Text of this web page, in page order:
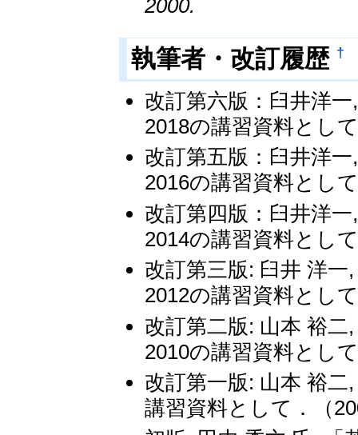
2000.
執筆者・改訂履歴 †
改訂第六版：臼井洋
2018の講習資料とし
改訂第五版：臼井洋
2016の講習資料とし
改訂第四版：臼井洋
2014の講習資料とし
改訂第三版: 臼井 洋
2012の講習資料とし
改訂第二版: 山本 裕
2010の講習資料とし
改訂第一版: 山本 裕
講習資料として．（